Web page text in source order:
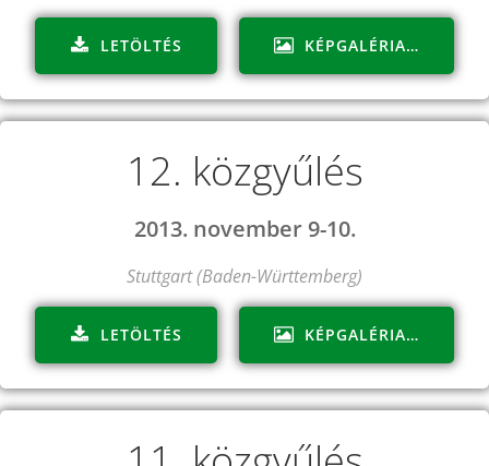
LETÖLTÉS KÉPGALÉRIA…
12. közgyűlés
2013. november 9-10.
Stuttgart (Baden-Württemberg)
LETÖLTÉS KÉPGALÉRIA…